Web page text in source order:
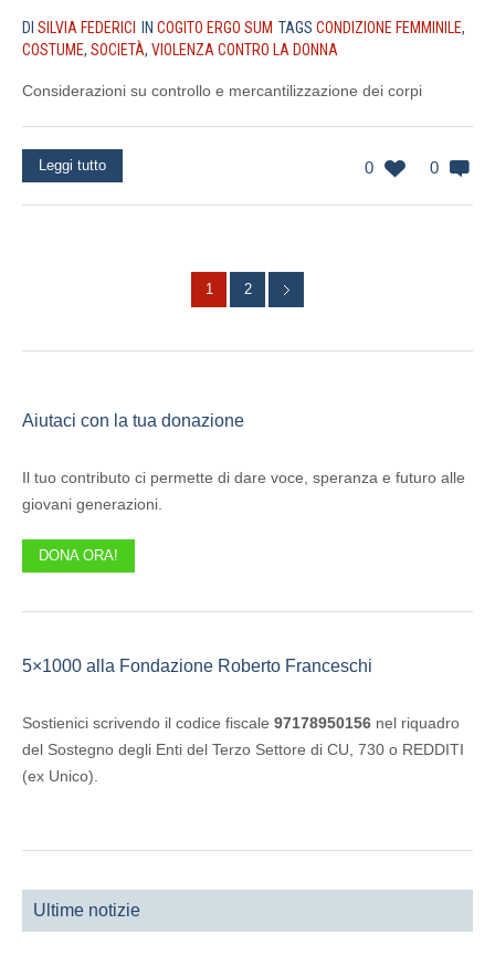
DI SILVIA FEDERICI IN COGITO ERGO SUM TAGS CONDIZIONE FEMMINILE,
COSTUME, SOCIETÀ, VIOLENZA CONTRO LA DONNA
Considerazioni su controllo e mercantilizzazione dei corpi
0 0
Leggi tutto
1 2
Aiutaci con la tua donazione
Il tuo contributo ci permette di dare voce, speranza e futuro alle
giovani generazioni.
DONA ORA!
5×1000 alla Fondazione Roberto Franceschi
Sostienici scrivendo il codice fiscale 97178950156 nel riquadro
del Sostegno degli Enti del Terzo Settore di CU, 730 o REDDITI
(ex Unico).
Ultime notizie